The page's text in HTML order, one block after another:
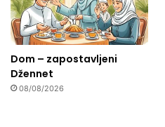
Dom – zapostavljeni
Džennet
08/08/2026